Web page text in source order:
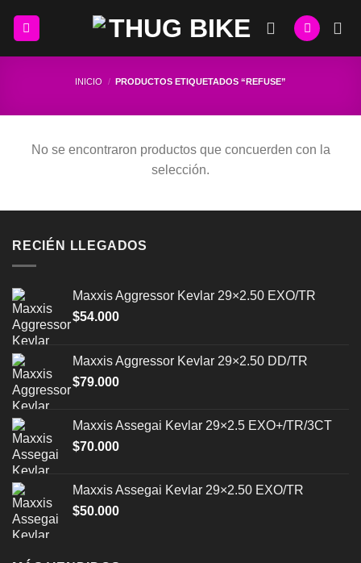
INICIO / PRODUCTOS ETIQUETADOS “REFUSE”
No se encontraron productos que concuerden con la
selección.
RECIÉN LLEGADOS
Maxxis Aggressor Kevlar 29×2.50 EXO/TR
$54.000
Maxxis Aggressor Kevlar 29×2.50 DD/TR
$79.000
Maxxis Assegai Kevlar 29×2.5 EXO+/TR/3CT
$70.000
Maxxis Assegai Kevlar 29×2.50 EXO/TR
$50.000